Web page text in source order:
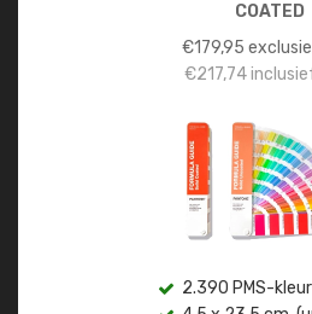
COATED
€179,95
€217,74
2.390 PMS-